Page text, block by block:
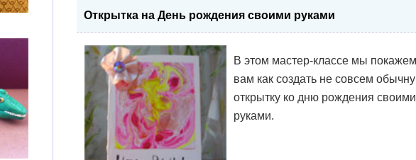
Открытка на День рождения своими руками
В этом мастер-классе мы покажем
вам как создать не совсем
открытку ко дню рождения своими
руками.